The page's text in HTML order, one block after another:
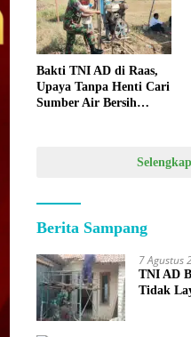
Bakti TNI AD di Raas,
Upaya Tanpa Henti Cari
Sumber Air Bersih
Berita Sampang
7 Agustus
TNI AD
Tidak